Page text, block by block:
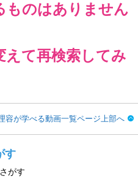
ものはありません
えて再検索してみ
容が学べる動画一覧ページ上部へ
す
がす